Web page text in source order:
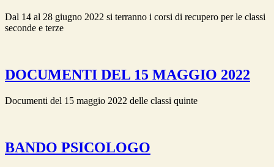
Dal 14 al 28 giugno 2022 si terranno i corsi di recupero per le classi
seconde e terze
DOCUMENTI DEL 15 MAGGIO 2022
Documenti del 15 maggio 2022 delle classi quinte
BANDO PSICOLOGO